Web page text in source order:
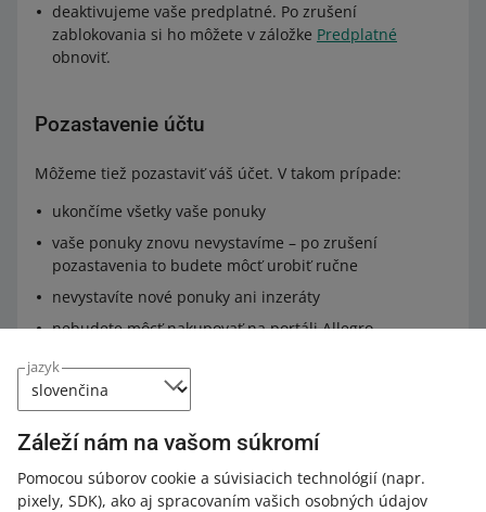
jazyk
Záleží nám na vašom súkromí
Pomocou súborov cookie a súvisiacich technológií (napr.
pixely, SDK), ako aj spracovaním vašich osobných údajov
deaktivujeme vaše predplatné. Po zrušení
zablokovania si ho môžete v záložke Predplatné
obnoviť.
Pozastavenie účtu
Môžeme tiež pozastaviť váš účet. V takom prípade:
ukončíme všetky vaše ponuky
vaše ponuky znovu nevystavíme – po zrušení
pozastavenia to budete môcť urobiť ručne
nevystavíte nové ponuky ani inzeráty
nebudete môcť nakupovať na portáli Allegro.
Ak znovu porušíte Podmienky používania portálu Allegro,
môžeme váš účet zablokovať.
V špeciálnych prípadoch týkajúcich sa bezpečnosti
môžeme taktiež zablokovať vaše výbery z Allegro Finance.